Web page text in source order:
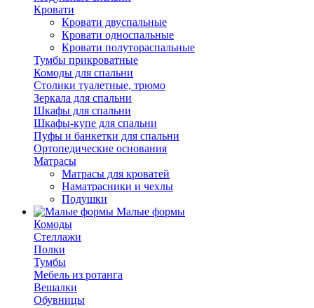
Кровати
Кровати двуспальные
Кровати односпальные
Кровати полутораспальные
Тумбы прикроватные
Комоды для спальни
Столики туалетные, трюмо
Зеркала для спальни
Шкафы для спальни
Шкафы-купе для спальни
Пуфы и банкетки для спальни
Ортопедические основания
Матрасы
Матрасы для кроватей
Наматрасники и чехлы
Подушки
Малые формы
Комоды
Стеллажи
Полки
Тумбы
Мебель из ротанга
Вешалки
Обувницы